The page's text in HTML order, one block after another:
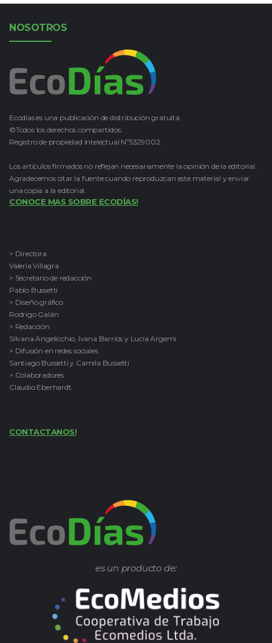
NOSOTROS
Ecodías es una publicación de distribución gratuita.
©Todos los derechos compartidos.
Registro de propiedad intelectual Nº5329002
Los artículos firmados no reflejan necesariamente la opinión de la editorial.
Agradecemos citar la fuente cuando reproduzcan este material y enviar
una copia a la editorial.
CONOCE MAS SOBRE ECODÍAS!
> Directora
Valeria Villagra
> Secretario de redacción
Pablo Bussetti
> Diseño gráfico
Rodrigo Galán
> Redacción
Silvana Angelicchio, Ivana Barrios y Lucía Argemi
> Difusión en redes sociales
Santiago Bussetti y Camila Bussetti
> Colaboradores
Claudio Eberhardt
CONTACTANOS!
es un producto de: